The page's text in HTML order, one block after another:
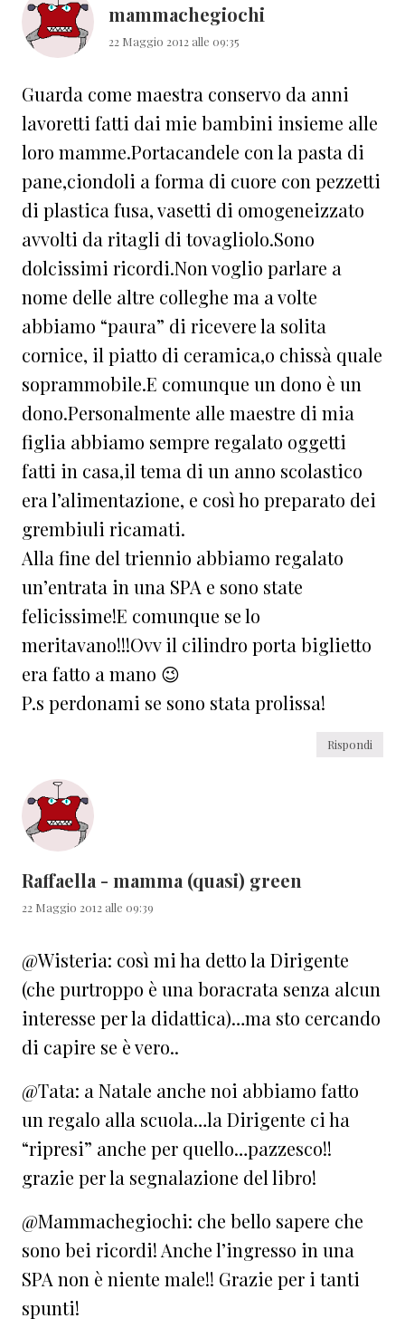
mammachegiochi
22 Maggio 2012 alle 09:35
Guarda come maestra conservo da anni
lavoretti fatti dai mie bambini insieme alle
loro mamme.Portacandele con la pasta di
pane,ciondoli a forma di cuore con pezzetti
di plastica fusa, vasetti di omogeneizzato
avvolti da ritagli di tovagliolo.Sono
dolcissimi ricordi.Non voglio parlare a
nome delle altre colleghe ma a volte
abbiamo “paura” di ricevere la solita
cornice, il piatto di ceramica,o chissà quale
soprammobile.E comunque un dono è un
dono.Personalmente alle maestre di mia
figlia abbiamo sempre regalato oggetti
fatti in casa,il tema di un anno scolastico
era l’alimentazione, e così ho preparato dei
grembiuli ricamati.
Alla fine del triennio abbiamo regalato
un’entrata in una SPA e sono state
felicissime!E comunque se lo
meritavano!!!Ovv il cilindro porta biglietto
era fatto a mano 😉
P.s perdonami se sono stata prolissa!
Rispondi
Raffaella - mamma (quasi) green
22 Maggio 2012 alle 09:39
@Wisteria: così mi ha detto la Dirigente
(che purtroppo è una boracrata senza alcun
interesse per la didattica)…ma sto cercando
di capire se è vero..
@Tata: a Natale anche noi abbiamo fatto
un regalo alla scuola…la Dirigente ci ha
“ripresi” anche per quello…pazzesco!!
grazie per la segnalazione del libro!
@Mammachegiochi: che bello sapere che
sono bei ricordi! Anche l’ingresso in una
SPA non è niente male!! Grazie per i tanti
spunti!